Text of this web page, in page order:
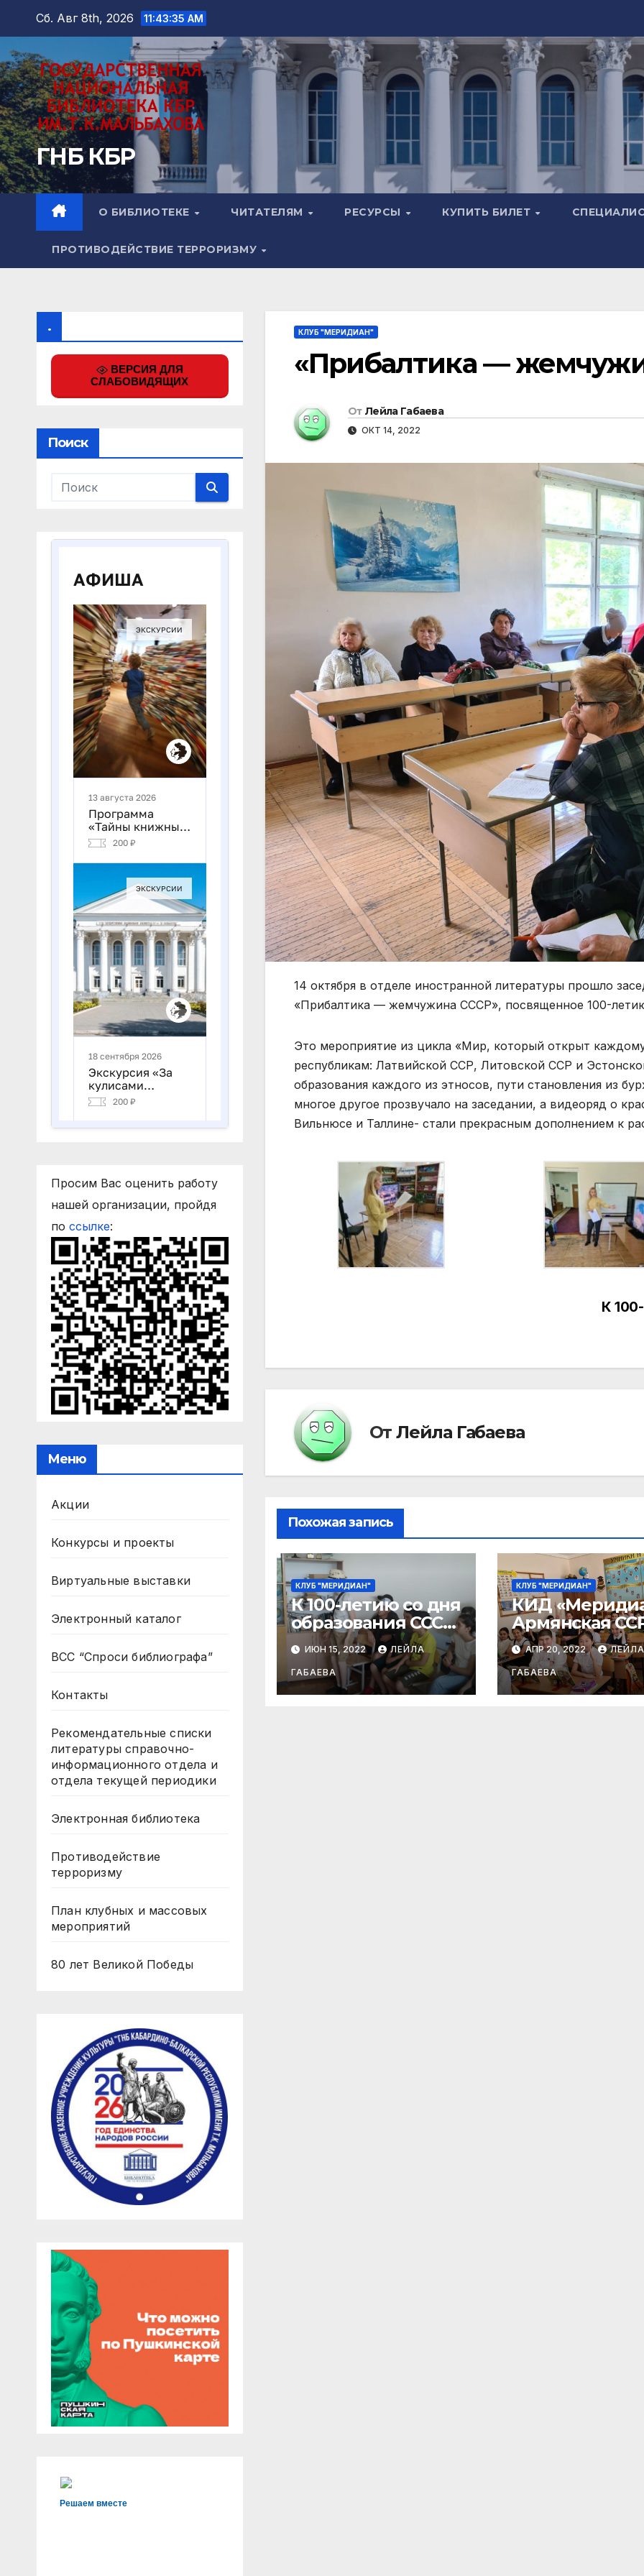
Перейти
содержимому
Сб. Авг 8th, 2026 11:43:36 AM
ГНБ КБР
О БИБЛИОТЕКЕ ЧИТАТЕЛЯМ РЕСУРСЫ КУПИТЬ БИЛЕТ
ПРОТИВОДЕЙСТВИЕ ТЕРРОРИЗМУ
.
ВЕРСИЯ ДЛЯ
СЛАБОВИДЯЩИХ
Поиск
Просим Вас оценить работу
нашей организации, пройдя
по ссылке:
Меню
Акции
Конкурсы и проекты
Виртуальные выставки
Электронный каталог
ВСС “Спроси библиографа”
Контакты
Рекомендательные списки
литературы справочно-
информационного отдела и
отдела текущей периодики
Электронная библиотека
Противодействие
терроризму
План клубных и массовых
мероприятий
80 лет Великой Победы
Решаем вместе
КЛУБ "МЕРИДИАН"
«Прибалтика —
От Лейла Габаева
ОКТ 14, 2022
14 октября в отделе иностранной литературы прошло
«Прибалтика — жемчужина СССР», посвященное 100-
Это мероприятие из цикла «Мир, который открыт
республикам: Латвийской ССР, Литовской ССР и
образования каждого из этносов, пути становления из
многое другое прозвучало на заседании, а видеоряд о
Вильнюсе и Таллине- стали прекрасным дополнением к
записям
К
От Лейла Габаева
Похожая запись
КЛУБ "МЕРИДИАН"
К 100-летию со дня
образования СССР
из цикла «Мир,
открытый для
всех»
ИЮН 15, 2022 ЛЕЙЛА
ГАБАЕВА
КЛУБ "МЕРИДИАН"
КИД
Армянская
АПР 20, 2022
ГАБАЕВА